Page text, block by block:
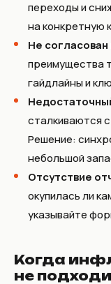
переходы и
на конкретную
Не согласован
преимущества
гайдлайны и
сталкиваются
Решение:
небольшой
Отсутствие
окупилась ли
указывайте
Когда
не